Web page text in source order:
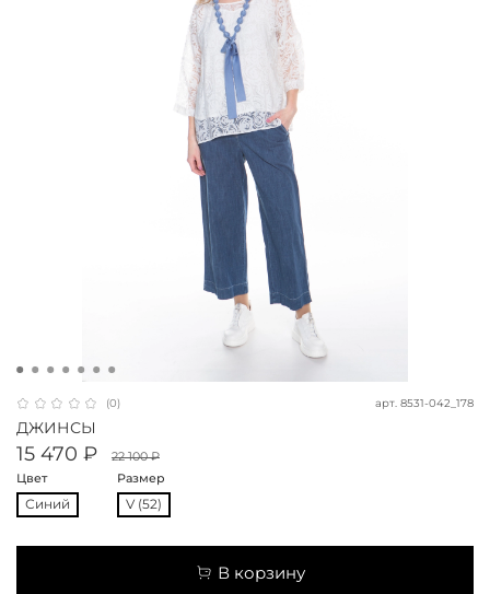
(0) арт. 8531-042_178
ДЖИНСЫ
15 470 ₽
22 100 ₽
Цвет
Синий
Размер
V (52)
В корзину